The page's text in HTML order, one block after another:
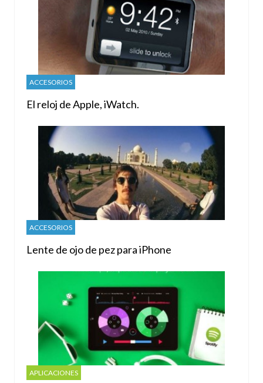
ACCESORIOS
El reloj de Apple, iWatch.
ACCESORIOS
Lente de ojo de pez para iPhone
APLICACIONES